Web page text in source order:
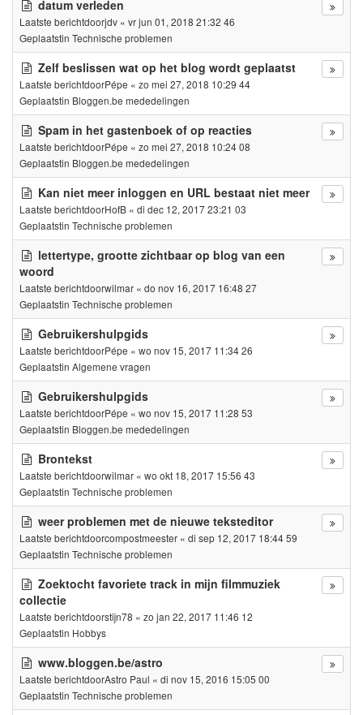
datum verleden
Laatste berichtdoorjdv « vr jun 01, 2018 21:32 46
Geplaatstin Technische problemen
Zelf beslissen wat op het blog wordt geplaatst
Laatste berichtdoorPépe « zo mei 27, 2018 10:29 44
Geplaatstin Bloggen.be mededelingen
Spam in het gastenboek of op reacties
Laatste berichtdoorPépe « zo mei 27, 2018 10:24 08
Geplaatstin Bloggen.be mededelingen
Kan niet meer inloggen en URL bestaat niet meer
Laatste berichtdoorHofB « di dec 12, 2017 23:21 03
Geplaatstin Technische problemen
lettertype, grootte zichtbaar op blog van een
woord
Laatste berichtdoorwilmar « do nov 16, 2017 16:48 27
Geplaatstin Technische problemen
Gebruikershulpgids
Laatste berichtdoorPépe « wo nov 15, 2017 11:34 26
Geplaatstin Algemene vragen
Gebruikershulpgids
Laatste berichtdoorPépe « wo nov 15, 2017 11:28 53
Geplaatstin Bloggen.be mededelingen
Brontekst
Laatste berichtdoorwilmar « wo okt 18, 2017 15:56 43
Geplaatstin Technische problemen
weer problemen met de nieuwe teksteditor
Laatste berichtdoorcompostmeester « di sep 12, 2017 18:44 59
Geplaatstin Technische problemen
Zoektocht favoriete track in mijn filmmuziek
collectie
Laatste berichtdoorstijn78 « zo jan 22, 2017 11:46 12
Geplaatstin Hobbys
www.bloggen.be/astro
Laatste berichtdoorAstro Paul « di nov 15, 2016 15:05 00
Geplaatstin Technische problemen